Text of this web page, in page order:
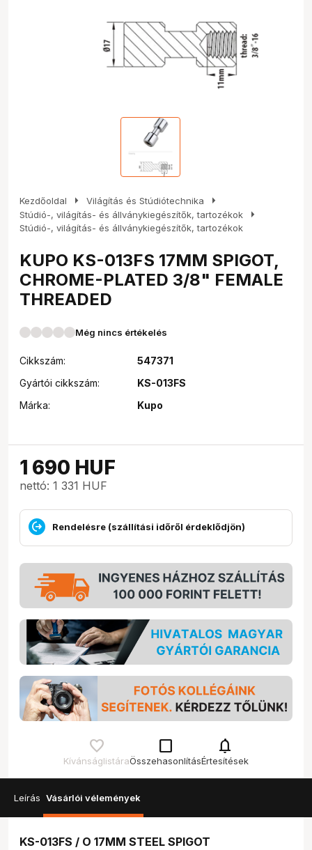
Kezdőoldal arrow_right Világítás és Stúdiótechnika arrow_right
Stúdió-, világítás- és állványkiegészítők, tartozékok arrow_right
Stúdió-, világítás- és állványkiegészítők, tartozékok
KUPO KS-013FS 17MM SPIGOT,
CHROME-PLATED 3/8" FEMALE
THREADED
Még nincs értékelés
Cikkszám:
547371
Gyártói cikkszám:
KS-013FS
Márka:
Kupo
1 690 HUF
nettó: 1 331 HUF
Rendelésre (szállítási időről érdeklődjön)
Kívánságlistára
check_box_outline_blank
Összehasonlítás
notifications
Értesítések
Leírás Vásárlói vélemények
KS-013FS / O 17MM STEEL SPIGOT